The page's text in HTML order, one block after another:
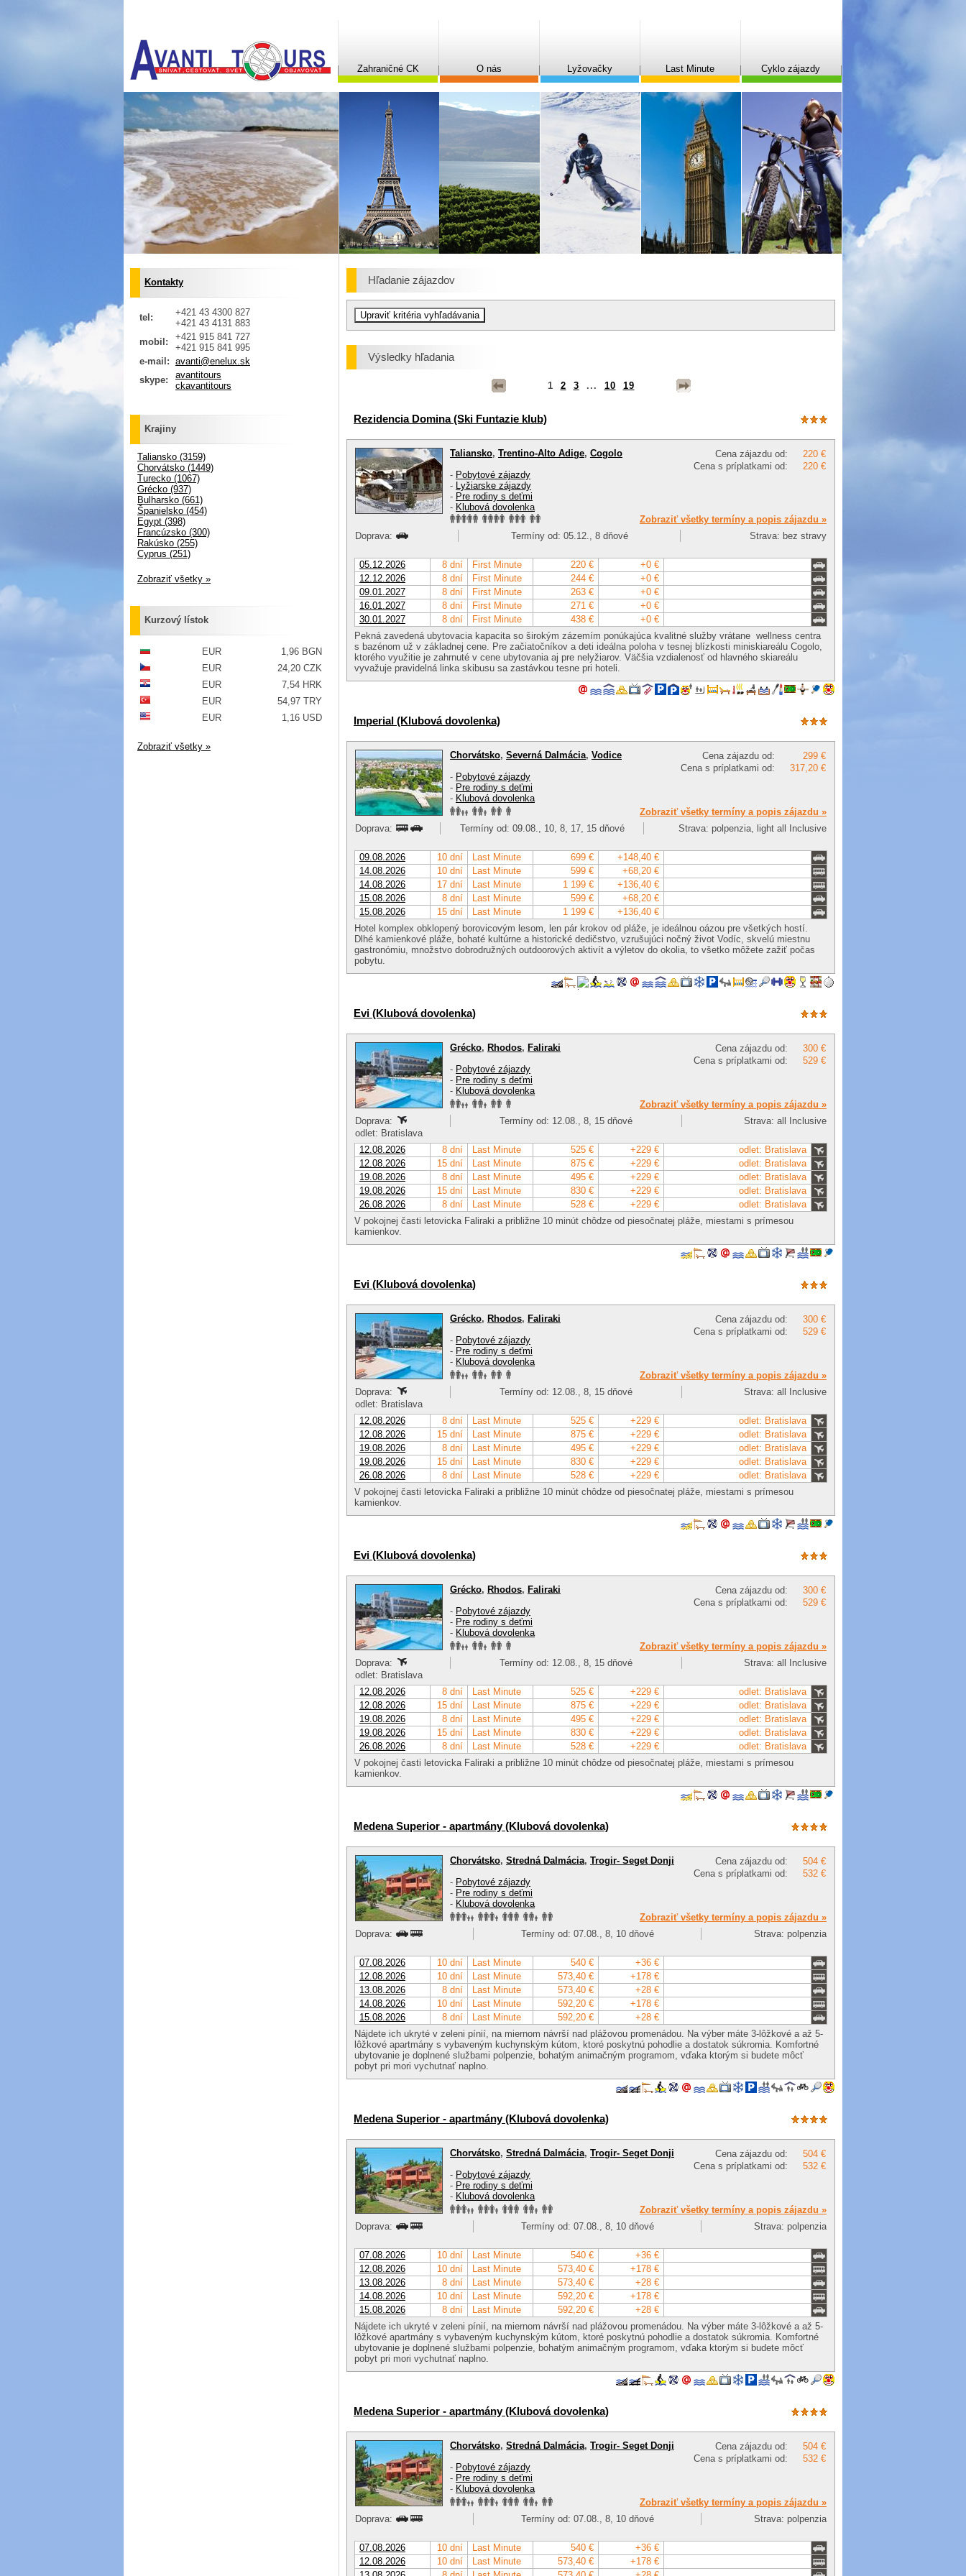
Zahraničné CK O nás Lyžovačky Last Minute Cyklo zájazdy
Hľadanie zájazdov
Výsledky hľadania
1 2 3 ... 10 19
Rezidencia Domina (Ski Funtazie klub)
Cena zájazdu od:
220 €
Cena s príplatkami od:
220 €
Taliansko, Trentino-Alto Adige, Cogolo
- Pobytové zájazdy
- Lyžiarske zájazdy
- Pre rodiny s deťmi
- Klubová dovolenka
Zobraziť všetky termíny a popis zájazdu »
Doprava:
Termíny od: 05.12., 8 dňové Strava: bez stravy
05.12.2026 8 dní First Minute 220 €
+0 €
12.12.2026
8 dní First Minute 244 €
+0 €
09.01.2027
8 dní First Minute 263 €
+0 €
16.01.2027
8 dní First Minute 271 €
+0 €
30.01.2027
8 dní First Minute 438 €
+0 €
Pekná zavedená ubytovacia kapacita so širokým zázemím ponúkajúca kvalitné služby vrátane wellness centra
s bazénom už v základnej cene. Pre začiatočníkov a deti ideálna poloha v tesnej blízkosti miniskiareálu Cogolo,
ktorého využitie je zahrnuté v cene ubytovania aj pre nelyžiarov. Väčšia vzdialenosť od hlavného skiareálu
vyvažuje pravidelná linka skibusu sa zastávkou tesne pri hoteli.
Imperial (Klubová dovolenka)
Cena zájazdu od:
299 €
Cena s príplatkami od:
317,20 €
Chorvátsko, Severná Dalmácia, Vodice
- Pobytové zájazdy
- Pre rodiny s deťmi
- Klubová dovolenka
Zobraziť všetky termíny a popis zájazdu »
Doprava:
Termíny od: 09.08., 10, 8, 17, 15 dňové Strava: polpenzia, light all Inclusive
09.08.2026 10 dní Last Minute 699 €
+148,40 €
14.08.2026
10 dní Last Minute 599 €
+68,20 €
14.08.2026
17 dní Last Minute 1 199 €
+136,40 €
15.08.2026
8 dní Last Minute 599 €
+68,20 €
15.08.2026
15 dní Last Minute 1 199 €
+136,40 €
Hotel komplex obklopený borovicovým lesom, len pár krokov od pláže, je ideálnou oázou pre všetkých hostí.
Dlhé kamienkové pláže, bohaté kultúrne a historické dedičstvo, vzrušujúci nočný život Vodíc, skvelú miestnu
gastronómiu, množstvo dobrodružných outdoorových aktivít a výletov do okolia, to všetko môžete zažiť počas
pobytu.
Evi (Klubová dovolenka)
Cena zájazdu od:
300 €
Cena s príplatkami od:
529 €
Grécko, Rhodos, Faliraki
- Pobytové zájazdy
- Pre rodiny s deťmi
- Klubová dovolenka
Zobraziť všetky termíny a popis zájazdu »
Doprava:
Termíny od: 12.08., 8, 15 dňové
Strava: all Inclusive
odlet: Bratislava
12.08.2026
8 dní Last Minute 525 € +229 €
odlet: Bratislava
12.08.2026
15 dní Last Minute 875 € +229 €
odlet: Bratislava
19.08.2026
8 dní Last Minute 495 € +229 €
odlet: Bratislava
19.08.2026
15 dní Last Minute 830 € +229 €
odlet: Bratislava
26.08.2026
8 dní Last Minute 528 € +229 €
odlet: Bratislava
V pokojnej časti letovicka Faliraki a približne 10 minút chôdze od piesočnatej pláže, miestami s prímesou
kamienkov.
Evi (Klubová dovolenka)
Cena zájazdu od:
300 €
Cena s príplatkami od:
529 €
Grécko, Rhodos, Faliraki
- Pobytové zájazdy
- Pre rodiny s deťmi
- Klubová dovolenka
Zobraziť všetky termíny a popis zájazdu »
Doprava:
Termíny od: 12.08., 8, 15 dňové
Strava: all Inclusive
odlet: Bratislava
12.08.2026
8 dní Last Minute 525 € +229 €
odlet: Bratislava
12.08.2026
15 dní Last Minute 875 € +229 €
odlet: Bratislava
19.08.2026
8 dní Last Minute 495 € +229 €
odlet: Bratislava
19.08.2026
15 dní Last Minute 830 € +229 €
odlet: Bratislava
26.08.2026
8 dní Last Minute 528 € +229 €
odlet: Bratislava
V pokojnej časti letovicka Faliraki a približne 10 minút chôdze od piesočnatej pláže, miestami s prímesou
kamienkov.
Evi (Klubová dovolenka)
Cena zájazdu od:
300 €
Cena s príplatkami od:
529 €
Grécko, Rhodos, Faliraki
- Pobytové zájazdy
- Pre rodiny s deťmi
- Klubová dovolenka
Zobraziť všetky termíny a popis zájazdu »
Doprava:
Termíny od: 12.08., 8, 15 dňové
Strava: all Inclusive
odlet: Bratislava
12.08.2026
8 dní Last Minute 525 € +229 €
odlet: Bratislava
12.08.2026
15 dní Last Minute 875 € +229 €
odlet: Bratislava
19.08.2026
8 dní Last Minute 495 € +229 €
odlet: Bratislava
19.08.2026
15 dní Last Minute 830 € +229 €
odlet: Bratislava
26.08.2026
8 dní Last Minute 528 € +229 €
odlet: Bratislava
V pokojnej časti letovicka Faliraki a približne 10 minút chôdze od piesočnatej pláže, miestami s prímesou
kamienkov.
Medena Superior - apartmány (Klubová dovolenka)
Cena zájazdu od:
504 €
Cena s príplatkami od:
532 €
Chorvátsko, Stredná Dalmácia, Trogir- Seget Donji
- Pobytové zájazdy
- Pre rodiny s deťmi
- Klubová dovolenka
Zobraziť všetky termíny a popis zájazdu »
Doprava:
Termíny od: 07.08., 8, 10 dňové Strava: polpenzia
07.08.2026 10 dní Last Minute 540 €
+36 €
12.08.2026
10 dní Last Minute 573,40 €
+178 €
13.08.2026
8 dní Last Minute 573,40 €
+28 €
14.08.2026
10 dní Last Minute 592,20 €
+178 €
15.08.2026
8 dní Last Minute 592,20 €
+28 €
Nájdete ich ukryté v zeleni pínií, na miernom návrší nad plážovou promenádou. Na výber máte 3-lôžkové a až 5-
lôžkové apartmány s vybaveným kuchynským kútom, ktoré poskytnú pohodlie a dostatok súkromia. Komfortné
ubytovanie je doplnené službami polpenzie, bohatým animačným programom, vďaka ktorým si budete môcť
pobyt pri mori vychutnať naplno.
Medena Superior - apartmány (Klubová dovolenka)
Cena zájazdu od:
504 €
Cena s príplatkami od:
532 €
Chorvátsko, Stredná Dalmácia, Trogir- Seget Donji
- Pobytové zájazdy
- Pre rodiny s deťmi
- Klubová dovolenka
Zobraziť všetky termíny a popis zájazdu »
Doprava:
Termíny od: 07.08., 8, 10 dňové Strava: polpenzia
07.08.2026 10 dní Last Minute 540 €
+36 €
12.08.2026
10 dní Last Minute 573,40 €
+178 €
13.08.2026
8 dní Last Minute 573,40 €
+28 €
14.08.2026
10 dní Last Minute 592,20 €
+178 €
15.08.2026
8 dní Last Minute 592,20 €
+28 €
Nájdete ich ukryté v zeleni pínií, na miernom návrší nad plážovou promenádou. Na výber máte 3-lôžkové a až 5-
lôžkové apartmány s vybaveným kuchynským kútom, ktoré poskytnú pohodlie a dostatok súkromia. Komfortné
ubytovanie je doplnené službami polpenzie, bohatým animačným programom, vďaka ktorým si budete môcť
pobyt pri mori vychutnať naplno.
Medena Superior - apartmány (Klubová dovolenka)
Cena zájazdu od:
504 €
Cena s príplatkami od:
532 €
Chorvátsko, Stredná Dalmácia, Trogir- Seget Donji
- Pobytové zájazdy
- Pre rodiny s deťmi
- Klubová dovolenka
Zobraziť všetky termíny a popis zájazdu »
Doprava:
Termíny od: 07.08., 8, 10 dňové Strava: polpenzia
07.08.2026 10 dní Last Minute 540 €
+36 €
12.08.2026
10 dní Last Minute 573,40 €
+178 €
Kontakty
tel:
+421 43 4300 827
+421 43 4131 883
mobil:
+421 915 841 727
+421 915 841 995
e-mail: avanti@enelux.sk
skype:
avantitours
ckavantitours
Krajiny
Taliansko (3159)
Chorvátsko (1449)
Turecko (1067)
Grécko (937)
Bulharsko (661)
Španielsko (454)
Egypt (398)
Francúzsko (300)
Rakúsko (255)
Cyprus (251)
Zobraziť všetky »
Kurzový lístok
EUR
1,96 BGN
EUR
24,20 CZK
EUR
7,54 HRK
EUR
54,97 TRY
EUR
1,16 USD
Zobraziť všetky »